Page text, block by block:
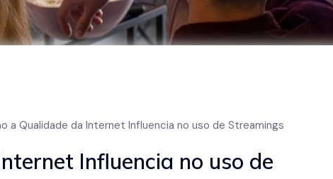
a Qualidade da Internet Influencia no uso de Streamings
Influencia no uso de